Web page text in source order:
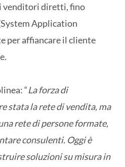
venditori diretti, fino
Application
per affiancare il cliente
“La forza di
stata la rete di vendita, ma
rete di persone formate,
consulenti. Oggi è
soluzioni su misura in